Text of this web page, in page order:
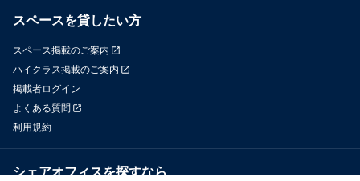
スペースを貸したい方
スペース掲載のご案内
ハイクラス掲載のご案内
掲載者ログイン
よくある質問
利用規約
シェアオフィスを探すなら